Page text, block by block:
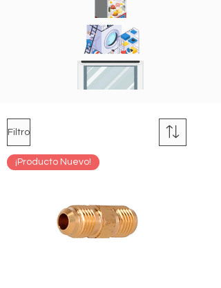
Aire Acondicionado
Refrigeradores
Lavadoras
Electrodomésticos
Filtro
¡Producto Nuevo!